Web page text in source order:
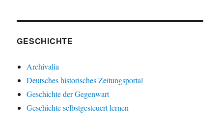
GESCHICHTE
Archivalia
Deutsches historisches Zeitungsportal
Geschichte der Gegenwart
Geschichte selbstgesteuert lernen